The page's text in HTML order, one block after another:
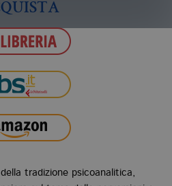
tradizione psicoanalitica,